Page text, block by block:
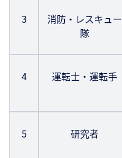
3
消防・レスキュー
隊
4 運転士・運転手
5 研究者